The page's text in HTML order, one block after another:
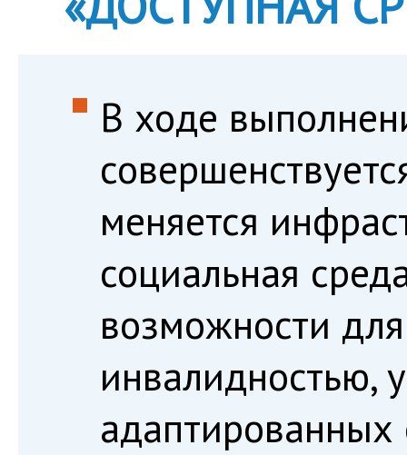
В ходе
меняется
социальная
возможности
инвалидностью,
адаптированных